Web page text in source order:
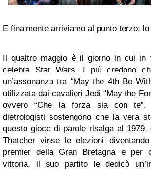
E finalmente arriviamo al punto terzo:
Il quattro maggio è il giorno in cui in
celebra Star Wars. I più credono
un’assonanza tra “May the 4thBe
utilizzata dai cavalieri Jedi “May the
ovvero “Che la forza sia con
dietrologisti sostengono che la vera
questo gioco di parole risalga al 1979,
Thatcher vinse le elezioni
premier della Gran Bretagna e per
vittoria, il suo partito le dedicò